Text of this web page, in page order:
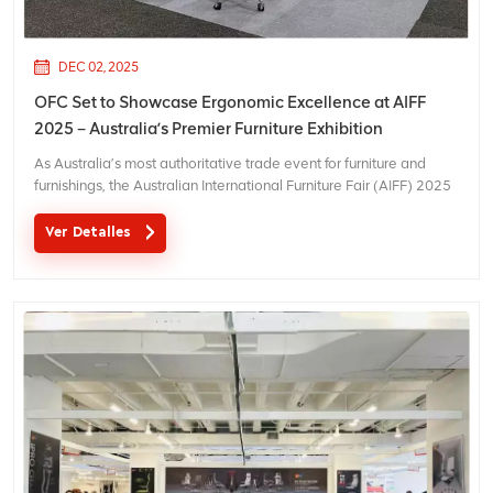
DEC 02, 2025
OFC Set to Showcase Ergonomic Excellence at AIFF
2025 – Australia’s Premier Furniture Exhibition
As Australia’s most authoritative trade event for furniture and
furnishings, the Australian International Furniture Fair (AIFF) 2025
Convention and Exhibition Centre (MCEC). The three-day
exhibition will serve as a key platform for OF...
Ver Detalles